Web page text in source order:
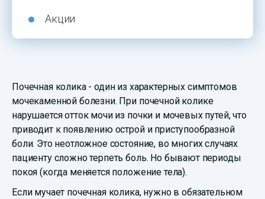
Акции
Почечная колика - один из характерных симптомов
мочекаменной болезни. При почечной колике
нарушается отток мочи из почки и мочевых путей, что
приводит к появлению острой и приступообразной
боли. Это неотложное состояние, во многих случаях
пациенту сложно терпеть боль. Но бывают периоды
покоя (когда меняется положение тела).
Если мучает почечная колика, нужно в обязательном